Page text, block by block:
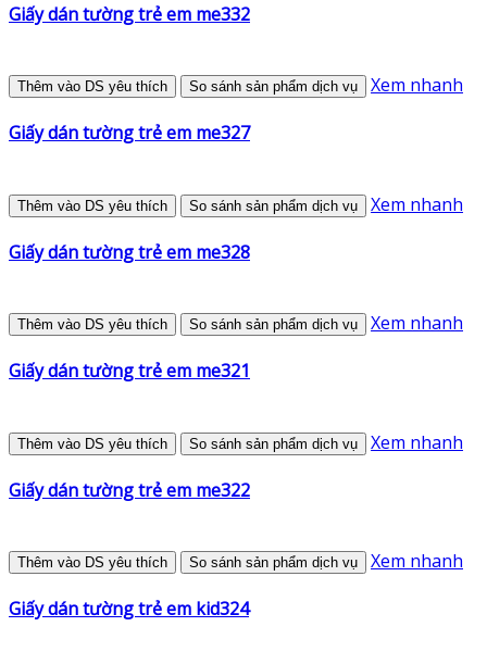
Giấy dán tường trẻ em me332
Thêm vào DS yêu thích So sánh sản phẩm dịch vụ Xem nhanh
Giấy dán tường trẻ em me327
Thêm vào DS yêu thích So sánh sản phẩm dịch vụ Xem nhanh
Giấy dán tường trẻ em me328
Thêm vào DS yêu thích So sánh sản phẩm dịch vụ Xem nhanh
Giấy dán tường trẻ em me321
Thêm vào DS yêu thích So sánh sản phẩm dịch vụ Xem nhanh
Giấy dán tường trẻ em me322
Thêm vào DS yêu thích So sánh sản phẩm dịch vụ Xem nhanh
Giấy dán tường trẻ em kid324